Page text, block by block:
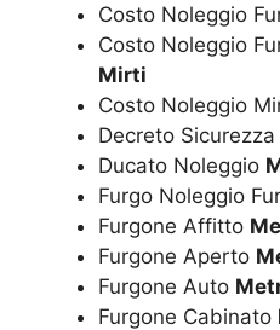
Costo Noleggio
Costo Noleggio
Mirti
Costo Noleggio
Decreto
Ducato Noleggio
Furgo Noleggio
Furgone Affitto
Furgone Aperto
Furgone Auto
Furgone Cabinato